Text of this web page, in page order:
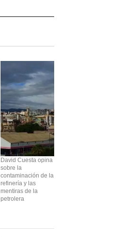
David Cuesta opina
sobre la
contaminación de la
refinería y las
mentiras de la
petrolera